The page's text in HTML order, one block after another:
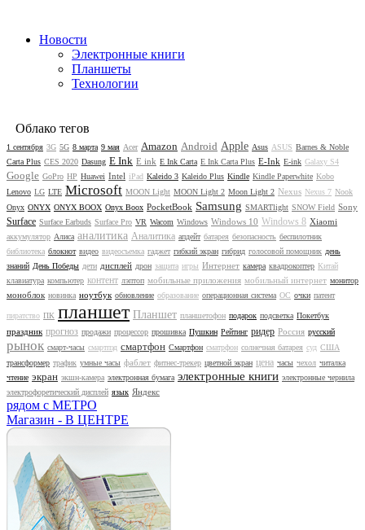
Новости
Электронные книги
Планшеты
Технологии
Облако тегов
1 сентября 3G 5G 8 марта 9 мая Acer Amazon Android Apple Asus ASUS Barnes & Noble
Carta Plus CES 2020 Dasung E Ink E ink E Ink Carta E Ink Carta Plus E-Ink E-ink Galaxy S4
Google GoPro HP Huawei Intel iPad Kaleido 3 Kaleido Plus Kindle Kindle Paperwhite Kobo
Lenovo LG LTE Microsoft MOON Light MOON Light 2 Moon Light 2 Nexus Nexus 7 Nook
Onyx ONYX ONYX BOOX Onyx Boox PocketBook Samsung SMARTlight SNOW Field Sony
Surface Surface Earbuds Surface Pro VR Wacom Windows Windows 10 Windows 8 Xiaomi
аккумулятор Алиса аналитика Аналитика апдейт батарея безопасность беспилотник
библиотека блокнот видео видеосъемка гаджет гибкий экран гибрид голосовой помощник день
знаний День Победы дети дисплей дрон защита игры Интернет камера квадрокоптер Китай
клавиатура компьютер контент лэптоп мобильные приложения мобильный интернет монитор
моноблок новинка ноутбук обновление образование операционная система ОС очки патент
пиратство ПК планшет Планшет планшетофон подарок подсветка Покетбук
праздник прогноз продажи процессор прошивка Пушкин Рейтинг ридер Россия русский
рынок смарт-часы смартпэд смартфон Смартфон сматрфон солнечная батарея суд США
трансформер трафик умные часы фаблет фитнес-трекер цветной экран цена часы чехол читалка
чтение экран экшн-камера электронная бумага электронные книги электронные чернила
электрофоретический дисплей язык Яндекс
рядом с МЕТРО
Магазин - В ЦЕНТРЕ